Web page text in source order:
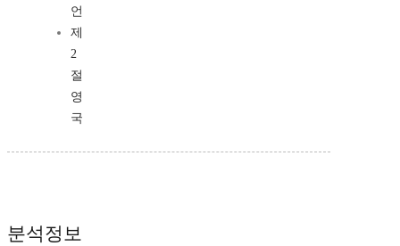
언
제
2
절
영
국
분석정보